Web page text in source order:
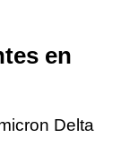
en
Delta